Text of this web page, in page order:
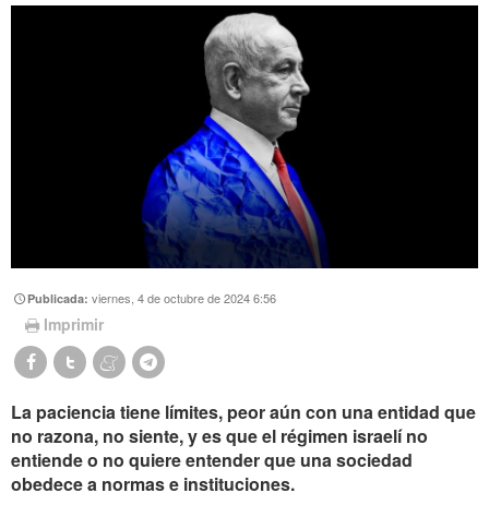
https://www.facebook.com/Nexolatino.Canal
Publicada:viernes, 4 de octubre de 2024 6:56
Imprimir
La paciencia tiene límites, peor aún con una entidad que
no razona, no siente, y es que el régimen israelí no
entiende o no quiere entender que una sociedad
obedece a normas e instituciones.